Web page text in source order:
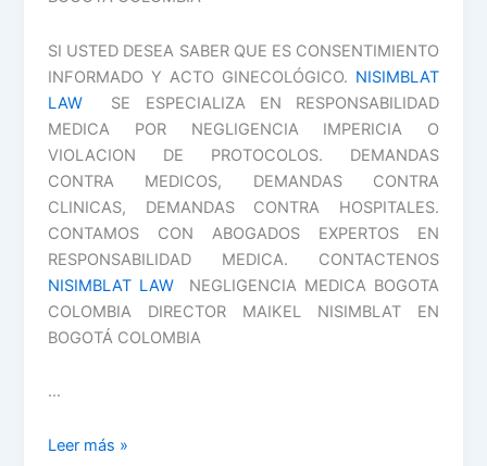
SI USTED DESEA SABER QUE ES CONSENTIMIENTO
INFORMADO Y ACTO GINECOLÓGICO. NISIMBLAT
LAW SE ESPECIALIZA EN RESPONSABILIDAD
MEDICA POR NEGLIGENCIA IMPERICIA O
VIOLACION DE PROTOCOLOS. DEMANDAS
CONTRA MEDICOS, DEMANDAS CONTRA
CLINICAS, DEMANDAS CONTRA HOSPITALES.
CONTAMOS CON ABOGADOS EXPERTOS EN
RESPONSABILIDAD MEDICA. CONTACTENOS
NISIMBLAT LAW NEGLIGENCIA MEDICA BOGOTA
COLOMBIA DIRECTOR MAIKEL NISIMBLAT EN
BOGOTÁ COLOMBIA
…
QUE
Leer más »